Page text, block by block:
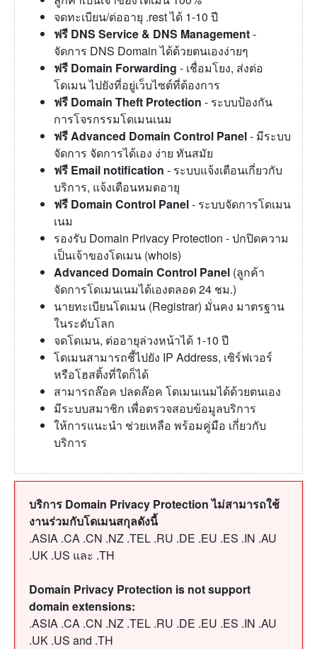
จดทะเบียน/ต่ออายุ .rest ได้ 1-10 ปี
ฟรี DNS Service & DNS Management-
จัดการ DNS Domain ได้ด้วยตนเองง่ายๆ
ฟรี Domain Forwarding - เชื่อมโยง, ส่งต่อ
โดเมน ไปยังที่อยู่เว็บไซต์ที่ต้องการ
ฟรี Domain Theft Protection - ระบบป้องกัน
การโจรกรรมโดเมนเนม
ฟรี Advanced Domain Control Panel- มีระบบ
จัดการ จัดการได้เอง ง่าย ทันสมัย
ฟรี Email notification - ระบบแจ้งเตือนเกี่ยวกับ
บริการ, แจ้งเตือนหมดอายุ
ฟรี Domain Control Panel- ระบบจัดการโดเมน
เนม
รองรับ Domain Privacy Protection - ปกปิดความ
เป็นเจ้าของโดเมน (whois)
Advanced Domain Control Panel (ลูกค้า
จัดการโดเมนเนมได้เองตลอด 24 ชม.)
นายทะเบียนโดเมน (Registrar) มั่นคง มาตรฐาน
ในระดับโลก
จดโดเมน, ต่ออายุล่วงหน้าได้ 1-10 ปี
โดเมนสามารถชี้ไปยัง IP Address, เซิร์ฟเวอร์
หรือโฮสติ้งที่ใดก็ได้
สามารถล๊อค ปลดล๊อค โดเมนเนมได้ด้วยตนเอง
มีระบบสมาชิก เพื่อตรวจสอบข้อมูลบริการ
ให้การแนะนำ ช่วยเหลือ พร้อมคู่มือ เกี่ยวกับ
บริการ
บริการ Domain Privacy Protection ไม่สามารถใช้
งานร่วมกับโดเมนสกุลดังนี้
.ASIA .CA .CN .NZ .TEL .RU .DE .EU .ES .IN .AU
.UK .US และ .TH
Domain Privacy Protection is not support
domain extensions:
.ASIA .CA .CN .NZ .TEL .RU .DE .EU .ES .IN .AU
.UK .US and .TH